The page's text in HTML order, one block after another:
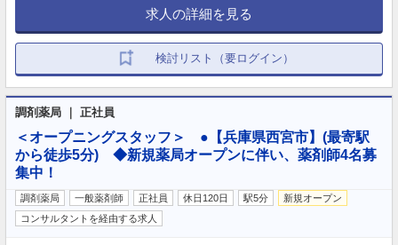
求人の詳細を見る
検討リスト（要ログイン）
調剤薬局 ｜ 正社員
＜オープニングスタッフ＞ ●【兵庫県西宮市】(最寄駅
から徒歩5分) ◆新規薬局オープンに伴い、薬剤師4名募
集中！
調剤薬局 一般薬剤師 正社員 休日120日 駅5分
新規オープン
コンサルタントを経由する求人